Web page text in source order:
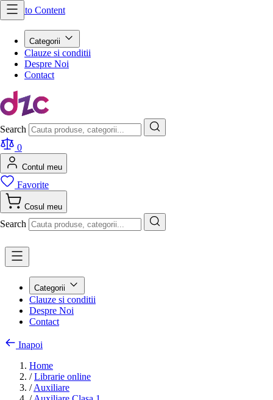
Skip to Content
Categorii
Clauze si conditii
Despre Noi
Contact
Search
0
Contul meu
Favorite
Cosul meu
Search
Categorii
Clauze si conditii
Despre Noi
Contact
Inapoi
Home
/ Librarie online
/ Auxiliare